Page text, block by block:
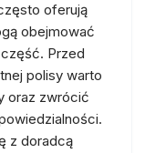
oferują
obejmować
Przed
polisy warto
oraz zwrócić
z doradcą